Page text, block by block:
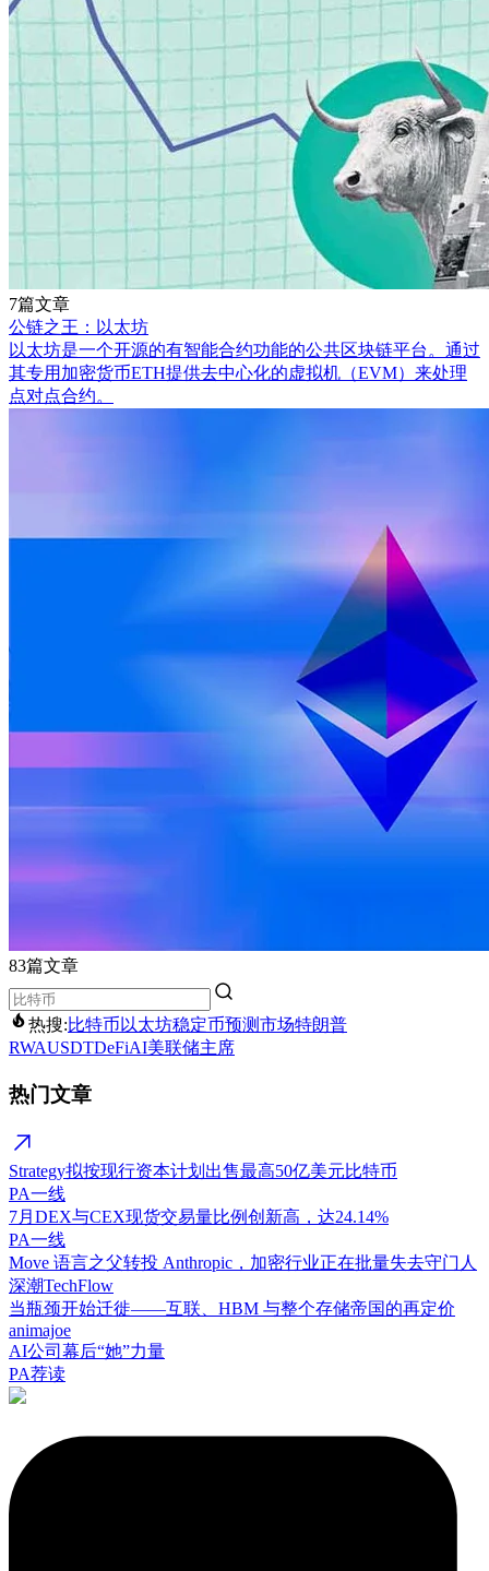
7篇文章
公链之王：以太坊
以太坊是一个开源的有智能合约功能的公共区块链平台。通过
其专用加密货币ETH提供去中心化的虚拟机（EVM）来处理
点对点合约。
83篇文章
热搜:比特币 以太坊稳定币预测市场特朗普
RWAUSDTDeFiAI美联储主席
热门文章
Strategy拟按现行资本计划出售最高50亿美元比特币
PA一线
7月DEX与CEX现货交易量比例创新高，达24.14%
PA一线
Move 语言之父转投 Anthropic，加密行业正在批量失去守门人
深潮TechFlow
当瓶颈开始迁徙——互联、HBM 与整个存储帝国的再定价
animajoe
AI公司幕后“她”力量
PA荐读